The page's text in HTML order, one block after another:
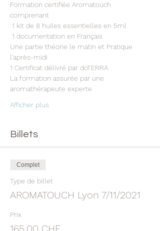
Formation certifiée Aromatouch
comprenant
1 kit de 8 huiles essentielles en 5ml
1 documentation en Français
Une partie théorie le matin et Pratique
l'après-midi
1 Certificat délivré par doTERRA
La formation assurée par une
aromathérapeute experte
Afficher plus
Billets
Complet
Type de billet
AROMATOUCH Lyon 7/11/2021
Prix
165,00 CHF